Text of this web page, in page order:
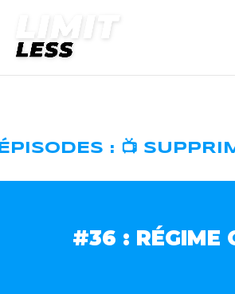
ÉPISODES : 📺
#36 : RÉGIME